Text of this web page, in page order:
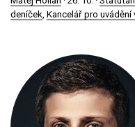
deníček, Kancelář pro uvádění